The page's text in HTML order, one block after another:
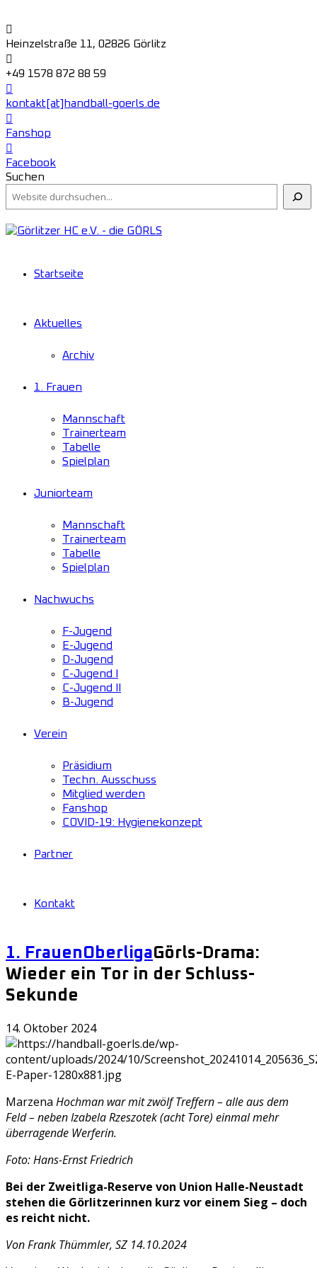
Heinzelstraße 11, 02826 Görlitz
+49 1578 872 88 59
kontakt[at]handball-goerls.de
Fanshop
Facebook
Suchen
Startseite
Aktuelles
Archiv
1. Frauen
Mannschaft
Trainerteam
Tabelle
Spielplan
Juniorteam
Mannschaft
Trainerteam
Tabelle
Spielplan
Nachwuchs
F-Jugend
E-Jugend
D-Jugend
C-Jugend I
C-Jugend II
B-Jugend
Verein
Präsidium
Techn. Ausschuss
Mitglied werden
Fanshop
COVID-19: Hygienekonzept
Partner
Kontakt
1. FrauenOberligaGörls-Drama:
Wieder ein Tor in der Schluss-
Sekunde
14. Oktober 2024
Marzena Hochman war mit zwölf Treffern – alle aus dem
Feld – neben Izabela Rzeszotek (acht Tore) einmal mehr
überragende Werferin.
Foto: Hans-Ernst Friedrich
Bei der Zweitliga-Reserve von Union Halle-Neustadt
stehen die Görlitzerinnen kurz vor einem Sieg – doch
es reicht nicht.
Von Frank Thümmler, SZ 14.10.2024